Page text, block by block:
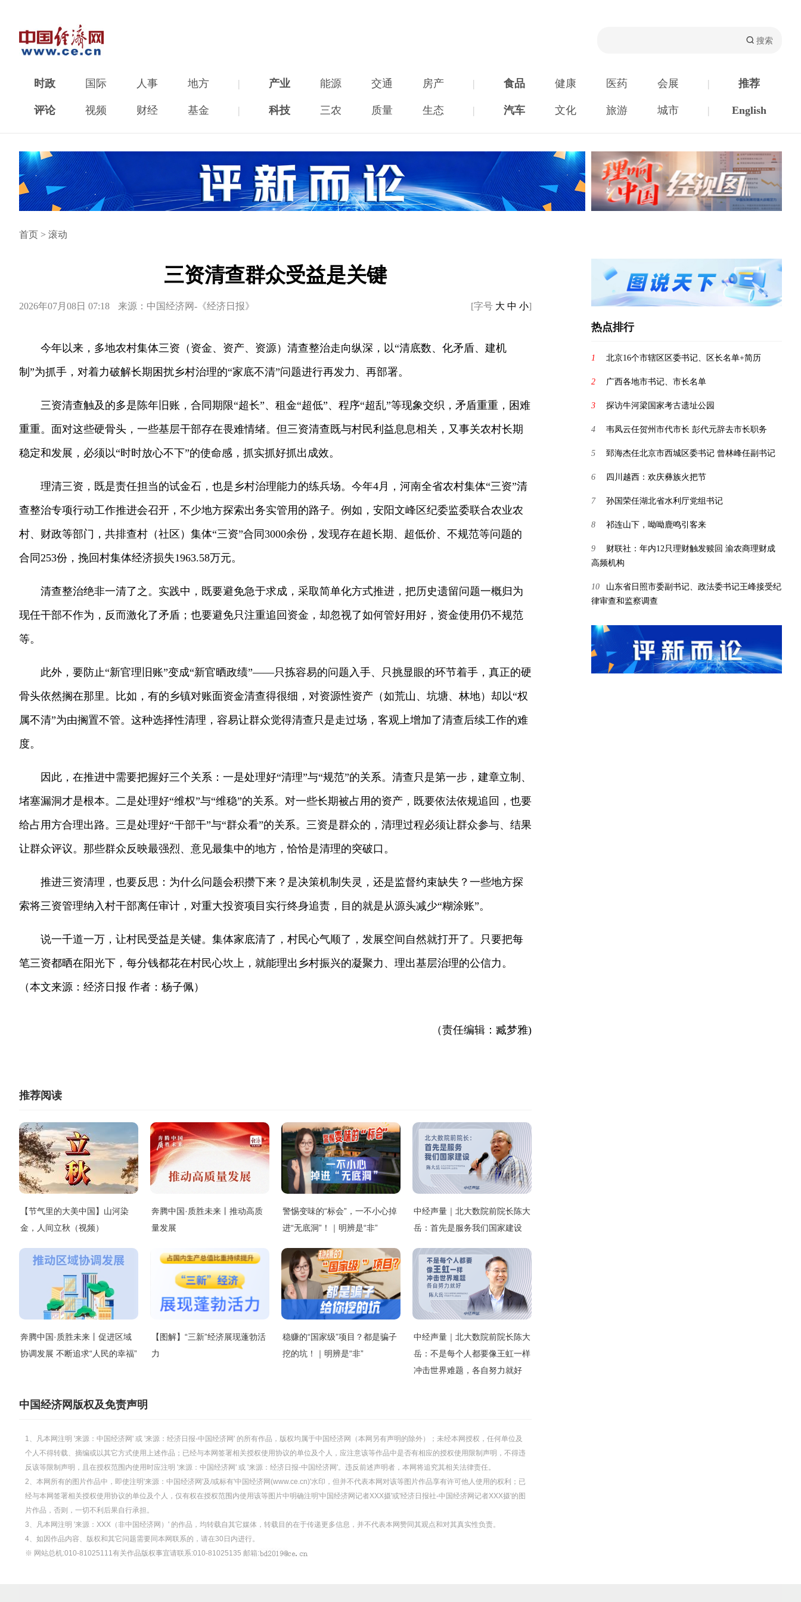
时政 国际 人事 地方 | 产业 能源 交通 房产 | 食品 健康 医药 会展 | 推荐
评论 视频 财经 基金 | 科技 三农 质量 生态 | 汽车 文化 旅游 城市 | English
首页 > 滚动
三资清查群众受益是关键
2026年07月08日 07:18 来源：中国经济网-《经济日报》 [字号 大 中 小]
今年以来，多地农村集体三资（资金、资产、资源）清查整治走向纵深，以“清底数、化矛盾、建机
制”为抓手，对着力破解长期困扰乡村治理的“家底不清”问题进行再发力、再部署。
三资清查触及的多是陈年旧账，合同期限“超长”、租金“超低”、程序“超乱”等现象交织，矛盾重重，困难
重重。面对这些硬骨头，一些基层干部存在畏难情绪。但三资清查既与村民利益息息相关，又事关农村长期
稳定和发展，必须以“时时放心不下”的使命感，抓实抓好抓出成效。
理清三资，既是责任担当的试金石，也是乡村治理能力的练兵场。今年4月，河南全省农村集体“三资”清
查整治专项行动工作推进会召开，不少地方探索出务实管用的路子。例如，安阳文峰区纪委监委联合农业农
村、财政等部门，共排查村（社区）集体“三资”合同3000余份，发现存在超长期、超低价、不规范等问题的
合同253份，挽回村集体经济损失1963.58万元。
清查整治绝非一清了之。实践中，既要避免急于求成，采取简单化方式推进，把历史遗留问题一概归为
现任干部不作为，反而激化了矛盾；也要避免只注重追回资金，却忽视了如何管好用好，资金使用仍不规范
等。
此外，要防止“新官理旧账”变成“新官晒政绩”——只拣容易的问题入手、只挑显眼的环节着手，真正的硬
骨头依然搁在那里。比如，有的乡镇对账面资金清查得很细，对资源性资产（如荒山、坑塘、林地）却以“权
属不清”为由搁置不管。这种选择性清理，容易让群众觉得清查只是走过场，客观上增加了清查后续工作的难
度。
因此，在推进中需要把握好三个关系：一是处理好“清理”与“规范”的关系。清查只是第一步，建章立制、
堵塞漏洞才是根本。二是处理好“维权”与“维稳”的关系。对一些长期被占用的资产，既要依法依规追回，也要
给占用方合理出路。三是处理好“干部干”与“群众看”的关系。三资是群众的，清理过程必须让群众参与、结果
让群众评议。那些群众反映最强烈、意见最集中的地方，恰恰是清理的突破口。
推进三资清理，也要反思：为什么问题会积攒下来？是决策机制失灵，还是监督约束缺失？一些地方探
索将三资管理纳入村干部离任审计，对重大投资项目实行终身追责，目的就是从源头减少“糊涂账”。
说一千道一万，让村民受益是关键。集体家底清了，村民心气顺了，发展空间自然就打开了。只要把每
笔三资都晒在阳光下，每分钱都花在村民心坎上，就能理出乡村振兴的凝聚力、理出基层治理的公信力。
（本文来源：经济日报 作者：杨子佩）
（责任编辑：臧梦雅)
推荐阅读
【节气里的大美中国】山河染
金，人间立秋（视频）
奔腾中国·质胜未来丨推动高质
量发展
警惕变味的“标会”，一不小心掉
进“无底洞”！｜明辨是“非”
中经声量｜北大数院前院长陈大
岳：首先是服务我们国家建设
奔腾中国·质胜未来丨促进区域
协调发展 不断追求“人民的幸福”
【图解】“三新”经济展现蓬勃活
力
稳赚的“国家级”项目？都是骗子
挖的坑！｜明辨是“非”
中经声量｜北大数院前院长陈大
岳：不是每个人都要像王虹一样
冲击世界难题，各自努力就好
中国经济网版权及免责声明
1、凡本网注明 '来源：中国经济网' 或 '来源：经济日报-中国经济网' 的所有作品，版权均属于中国经济网（本网另有声明的除外）；未经本网授权，任何单位及
个人不得转载、摘编或以其它方式使用上述作品；已经与本网签署相关授权使用协议的单位及个人，应注意该等作品中是否有相应的授权使用限制声明，不得违
反该等限制声明，且在授权范围内使用时应注明 '来源：中国经济网' 或 '来源：经济日报-中国经济网'。违反前述声明者，本网将追究其相关法律责任。
2、本网所有的图片作品中，即使注明'来源：中国经济网'及/或标有'中国经济网(www.ce.cn)'水印，但并不代表本网对该等图片作品享有许可他人使用的权利；已
经与本网签署相关授权使用协议的单位及个人，仅有权在授权范围内使用该等图片中明确注明'中国经济网记者XXX摄'或'经济日报社-中国经济网记者XXX摄'的图
片作品，否则，一切不利后果自行承担。
3、凡本网注明 '来源：XXX（非中国经济网）' 的作品，均转载自其它媒体，转载目的在于传递更多信息，并不代表本网赞同其观点和对其真实性负责。
4、如因作品内容、版权和其它问题需要同本网联系的，请在30日内进行。
※ 网站总机:010-81025111有关作品版权事宜请联系:010-81025135 邮箱:
热点排行
1 北京16个市辖区区委书记、区长名单+简历
2 广西各地市书记、市长名单
3 探访牛河梁国家考古遗址公园
4 韦凤云任贺州市代市长 彭代元辞去市长职务
5 郅海杰任北京市西城区委书记 曾林峰任副书记
6 四川越西：欢庆彝族火把节
7 孙国荣任湖北省水利厅党组书记
8 祁连山下，呦呦鹿鸣引客来
9
财联社：年内12只理财触发赎回 渝农商理财成
高频机构
10
山东省日照市委副书记、政法委书记王峰接受纪
律审查和监察调查